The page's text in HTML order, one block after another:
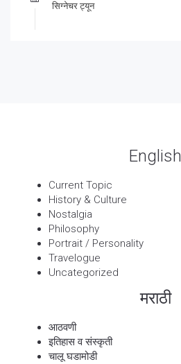
सिग्नेचर ट्यून
English
Current Topic
History & Culture
Nostalgia
Philosophy
Portrait / Personality
Travelogue
Uncategorized
मराठी
आठवणी
इतिहास व संस्कृती
चालू घडामोडी